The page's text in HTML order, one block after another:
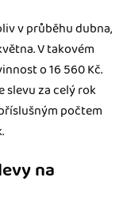
v průběhu dubna,
V takovém
o 16 560 Kč.
slevu za celý rok
počtem
na